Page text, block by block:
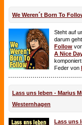
We Weren´t Born To
Steht auf
darum
Follow
A Nice
Feder von
Lass uns leben - Marius
Westernhagen
Lass uns